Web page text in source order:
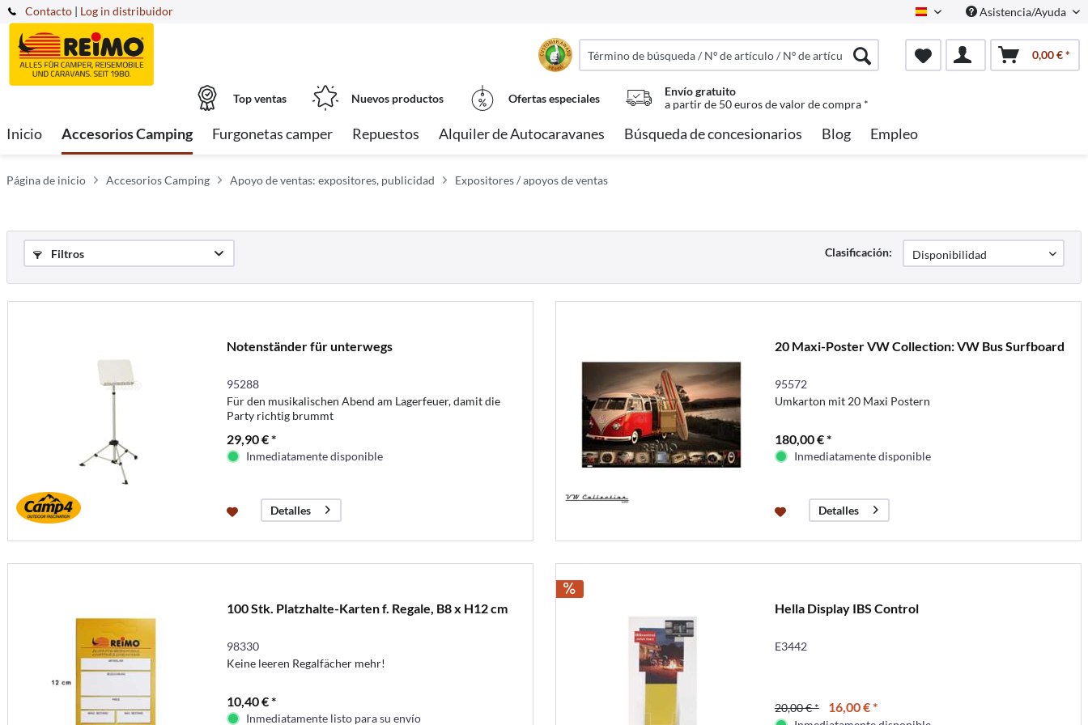
Contacto Spanisch Asistencia/Ayuda
| Log in distribuidor
0,00 € *
Top ventas Nuevos productos Ofertas especiales
Envío gratuito
a partir de 50 euros de valor de compra *
Inicio Accesorios Camping Furgonetas camper Repuestos Alquiler de Autocaravanes Búsqueda de concesionarios Blog Empleo
Página de inicio Accesorios Camping Apoyo de ventas: expositores, publicidad Expositores / apoyos de ventas
Filtros Clasificación:
Notenständer für unterwegs
95288
Für den musikalischen Abend am Lagerfeuer, damit die
Party richtig brummt
29,90 € *
Inmediatamente disponible
Detalles
20 Maxi-Poster VW Collection: VW Bus Surfboard
95572
Umkarton mit 20 Maxi Postern
180,00 € *
Inmediatamente disponible
Detalles
100 Stk. Platzhalte-Karten f. Regale, B8 x H12 cm
98330
Keine leeren Regalfächer mehr!
10,40 € *
Inmediatamente listo para su envío
Hella Display IBS Control
E3442
20,00 € * 16,00 € *